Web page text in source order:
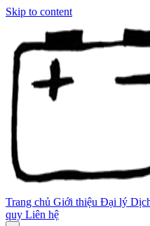
Skip to content
Trang chủ Giới thiệu Đại lý
quy Liên hệ